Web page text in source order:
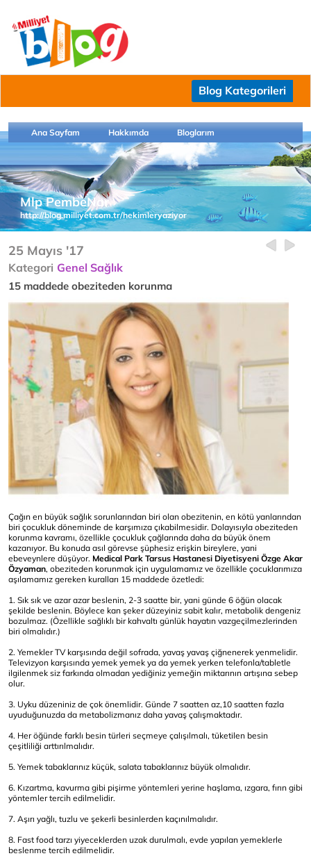
Blog Kategorileri
Ana Sayfam Hakkımda Bloglarım
Mlp PembeNar
http://blog.milliyet.com.tr/hekimleryaziyor
25 Mayıs '17
Kategori Genel Sağlık
15 maddede obeziteden korunma
Çağın en büyük sağlık sorunlarından biri olan obezitenin, en kötü yanlarından
biri çocukluk döneminde de karşımıza çıkabilmesidir. Dolayısıyla obeziteden
korunma kavramı, özellikle çocukluk çağlarında daha da büyük önem
kazanıyor. Bu konuda asıl görevse şüphesiz erişkin bireylere, yani
ebeveynlere düşüyor. Medical Park Tarsus Hastanesi Diyetisyeni Özge Akar
Özyaman, obeziteden korunmak için uygulamamız ve özellikle çocuklarımıza
aşılamamız gereken kuralları 15 maddede özetledi:
1. Sık sık ve azar azar beslenin, 2-3 saatte bir, yani günde 6 öğün olacak
şekilde beslenin. Böylece kan şeker düzeyiniz sabit kalır, metabolik dengeniz
bozulmaz. (Özellikle sağlıklı bir kahvaltı günlük hayatın vazgeçilmezlerinden
biri olmalıdır.)
2. Yemekler TV karşısında değil sofrada, yavaş yavaş çiğnenerek yenmelidir.
Televizyon karşısında yemek yemek ya da yemek yerken telefonla/tabletle
ilgilenmek siz farkında olmadan yediğiniz yemeğin miktarının artışına sebep
olur.
3. Uyku düzeniniz de çok önemlidir. Günde 7 saatten az,10 saatten fazla
uyuduğunuzda da metabolizmanız daha yavaş çalışmaktadır.
4. Her öğünde farklı besin türleri seçmeye çalışılmalı, tüketilen besin
çeşitliliği arttırılmalıdır.
5. Yemek tabaklarınız küçük, salata tabaklarınız büyük olmalıdır.
6. Kızartma, kavurma gibi pişirme yöntemleri yerine haşlama, ızgara, fırın gibi
yöntemler tercih edilmelidir.
7. Aşırı yağlı, tuzlu ve şekerli besinlerden kaçınılmalıdır.
8. Fast food tarzı yiyeceklerden uzak durulmalı, evde yapılan yemeklerle
beslenme tercih edilmelidir.